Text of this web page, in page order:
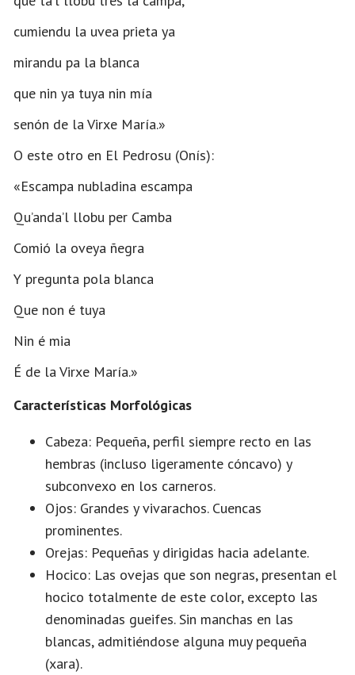
cumiendu la uvea prieta ya
mirandu pa la blanca
que nin ya tuya nin mía
senón de la Virxe María.»
O este otro en El Pedrosu (Onís):
«Escampa nubladina escampa
Qu’anda’l llobu per Camba
Comió la oveya ñegra
Y pregunta pola blanca
Que non é tuya
Nin é mia
É de la Virxe María.»
Características Morfológicas
Cabeza: Pequeña, perfil siempre recto en las
hembras (incluso ligeramente cóncavo) y
subconvexo en los carneros.
Ojos: Grandes y vivarachos. Cuencas
prominentes.
Orejas: Pequeñas y dirigidas hacia adelante.
Hocico: Las ovejas que son negras, presentan el
hocico totalmente de este color, excepto las
denominadas gueifes. Sin manchas en las
blancas, admitiéndose alguna muy pequeña
(xara).